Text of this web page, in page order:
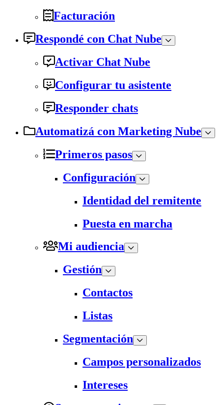
Facturación
Respondé con Chat Nube
Activar Chat Nube
Configurar tu asistente
Responder chats
Automatizá con Marketing Nube
Primeros pasos
Configuración
Identidad del remitente
Puesta en marcha
Mi audiencia
Gestión
Contactos
Listas
Segmentación
Campos personalizados
Intereses